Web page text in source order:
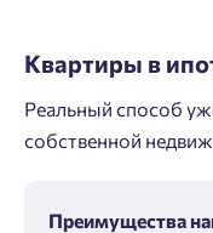
Квартиры в
Реальный способ
собственной
Преимущества